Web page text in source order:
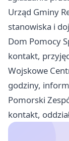
Urząd Gminy
stanowiska i
Dom Pomocy
kontakt,
Wojskowe
godziny,
Pomorski
kontakt,